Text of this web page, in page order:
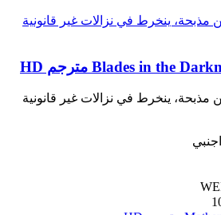
من مذبحة، ينخرط في نزالات غير قانونية
من مذبحة، ينخرط في نزالات غير قانونية